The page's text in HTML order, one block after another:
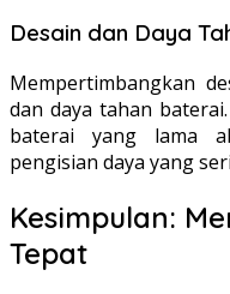
Desain dan Daya
Mempertimbangkan
dan daya tahan
baterai yang lama
pengisian daya yang
Kesimpulan:
Tepat